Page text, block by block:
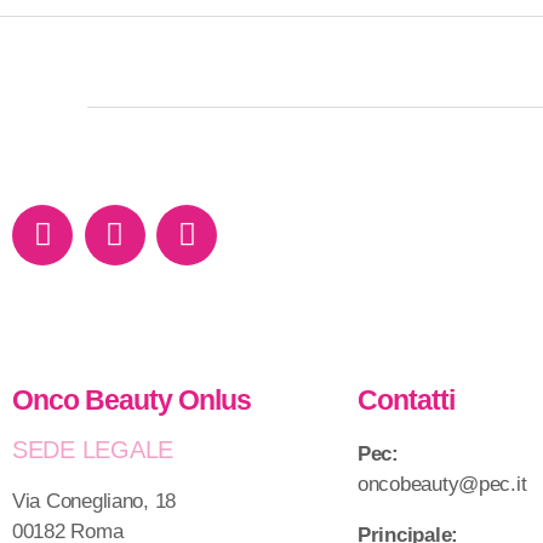
Onco Beauty Onlus
SEDE LEGALE
Via Conegliano, 18
00182 Roma
Contatti
Pec:
oncobeauty@pec.it
Principale: